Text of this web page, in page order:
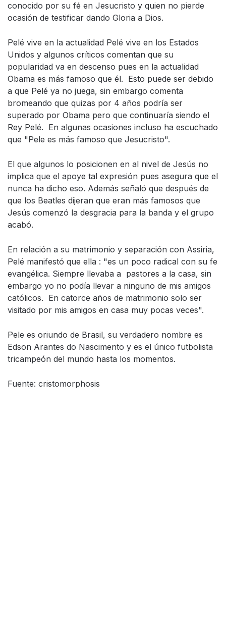
conocido por su fé en Jesucristo y quien no pierde
ocasión de testificar dando Gloria a Dios.
Pelé vive en la actualidad Pelé vive en los Estados
Unidos y algunos críticos comentan que su
popularidad va en descenso pues en la actualidad
Obama es más famoso que él. Esto puede ser debido
a que Pelé ya no juega, sin embargo comenta
bromeando que quizas por 4 años podría ser
superado por Obama pero que continuaría siendo el
Rey Pelé. En algunas ocasiones incluso ha escuchado
que "Pele es más famoso que Jesucristo".
El que algunos lo posicionen en al nivel de Jesús no
implica que el apoye tal expresión pues asegura que el
nunca ha dicho eso. Además señaló que después de
que los Beatles dijeran que eran más famosos que
Jesús comenzó la desgracia para la banda y el grupo
acabó.
En relación a su matrimonio y separación con Assiria,
Pelé manifestó que ella : "es un poco radical con su fe
evangélica. Siempre llevaba a pastores a la casa, sin
embargo yo no podía llevar a ninguno de mis amigos
católicos. En catorce años de matrimonio solo ser
visitado por mis amigos en casa muy pocas veces".
Pele es oriundo de Brasil, su verdadero nombre es
Edson Arantes do Nascimento y es el único futbolista
tricampeón del mundo hasta los momentos.
Fuente: cristomorphosis